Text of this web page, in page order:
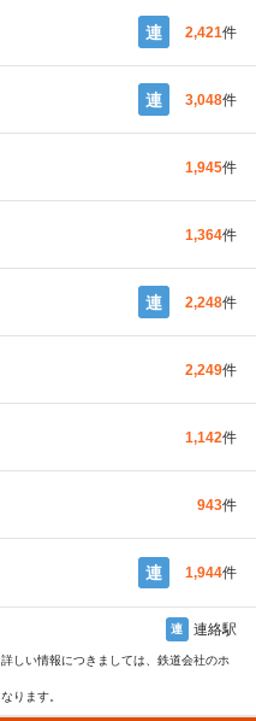
連 2,421件
連 3,048件
1,945件
1,364件
連 2,248件
2,249件
1,142件
943件
連 1,944件
連 連絡駅
しい情報につきましては、鉄道会社のホ
ります。